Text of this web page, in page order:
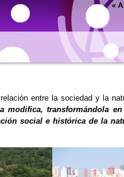
«
entre la sociedad y la
transformándola en
social e histórica de la